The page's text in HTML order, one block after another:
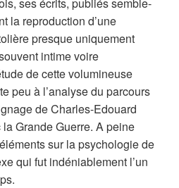
la reproduction d’une
presque uniquement
intime voire
de cette volumineuse
peu à l’analyse du parcours
de Charles-Edouard
Grande Guerre. A peine
sur la psychologie de
qui fut indéniablement l’un